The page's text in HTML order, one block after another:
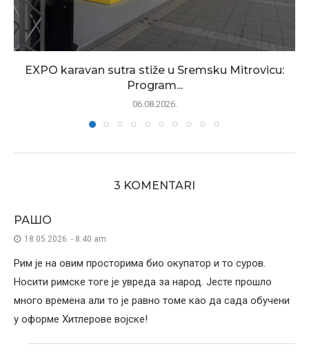
EXPO karavan sutra stiže u Sremsku Mitrovicu:
Program...
06.08.2026.
3 KOMENTARI
РАШО
18.05.2026. - 8:40 am
Рим је на овим просторима био окупатор и то суров.
Носити римске тоге је увреда за народ. Јесте прошло
много времена али то је равно томе као да сада обучени
у оформе Хитлерове војске!